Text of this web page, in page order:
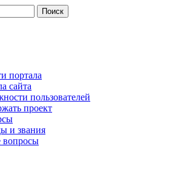
портала
сайта
пользователей
проект
и звания
вопросы